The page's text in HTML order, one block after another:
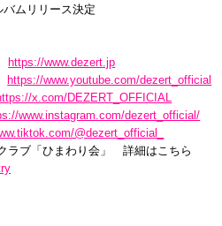
ムリリース決定
https://www.dezert.jp
https://www.youtube.com/dezert_official
x.com/DEZERT_OFFICIAL
www.instagram.com/dezert_official/
@dezert_official_
ラブ「ひまわり会」 詳細はこちら